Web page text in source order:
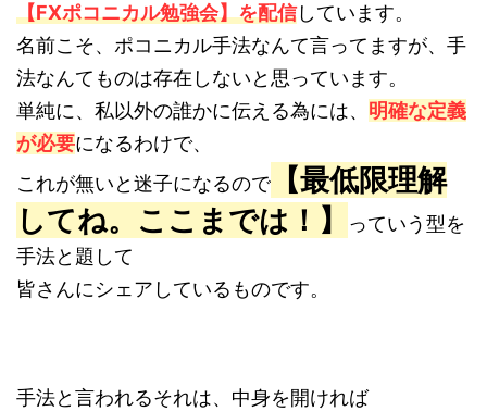
【FXポコニカル勉強会】を配信しています。
名前こそ、ポコニカル手法なんて言ってますが、手
法なんてものは存在しないと思っています。
単純に、私以外の誰かに伝える為には、 明確な定義
が必要になるわけで、
これが無いと迷子になるので
【最低限理解
してね。ここまでは！】
っていう型を
手法と題して
皆さんにシェアしているものです。
手法と言われるそれは、中身を開ければ